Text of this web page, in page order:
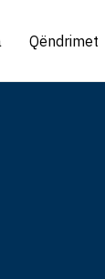
Qëndrimet